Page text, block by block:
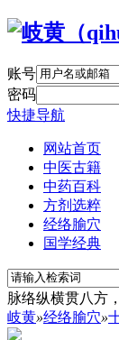
账号
密码
快捷导航
网站首页
中医古籍
中药百科
方剂选粹
经络腧穴
国学经典
脉络纵横贯八方
岐黄»经络腧穴»